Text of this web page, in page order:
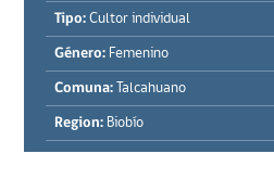
Tipo: Cultor individual
Género: Femenino
Comuna: Talcahuano
Region: Biobío